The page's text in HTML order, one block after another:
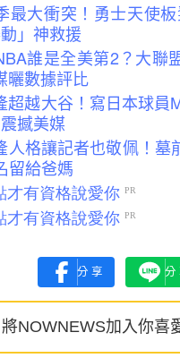
最大衝突！勇士天使
」神救援
誰是全美第2？大聯
數據評比
超越大谷！寫日本球
撼美媒
人格讓記者也敬佩！
留給爸媽
分享 分
將NOWNEWS加入你喜